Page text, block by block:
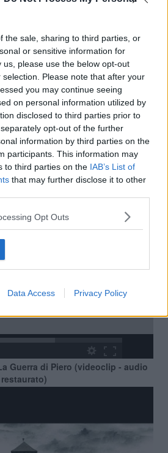
the sale, sharing to third parties, or
or sensitive information for
please use the below opt-out
Please note that after your
you may continue seeing
on personal information utilized by
disclosed to third parties prior to
opt-out of the further
information by third parties on the
participants. This information may
to third parties on the IAB’s List of
that may further disclose it to other
Opt Outs
Data Access Privacy Policy
WIND - Bob Dylan (1963)
Guerra di Piero (videoclip - audio
restaurato)